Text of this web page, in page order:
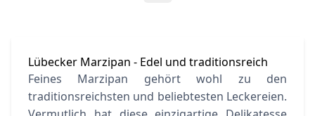
Lübecker Marzipan - Edel und traditionsreich
Feines Marzipan gehört wohl zu den
traditionsreichsten und beliebtesten Leckereien.